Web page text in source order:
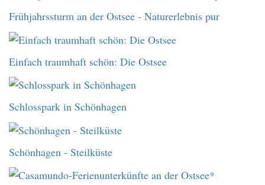
Frühjahrssturm an der Ostsee - Naturerlebnis pur
Einfach traumhaft schön: Die Ostsee
Schlosspark in Schönhagen
Schönhagen - Steilküste